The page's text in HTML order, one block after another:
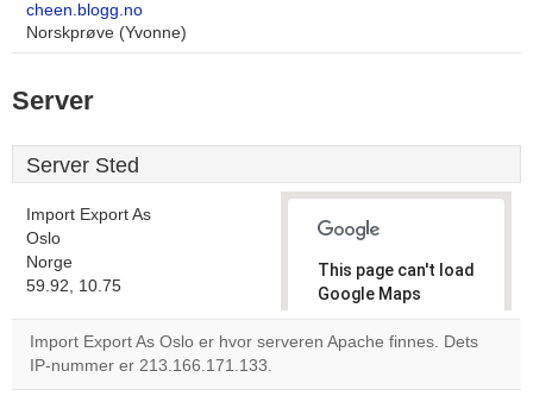
cheen.blogg.no
Norskprøve (Yvonne)
Server
Server Sted
Import Export As
Oslo
Norge
59.92, 10.75
This page can't load
Google Maps
correctly.
own this
OK
Import Export As Oslo er hvor serveren Apache finnes. Dets
IP-nummer er 213.166.171.133.